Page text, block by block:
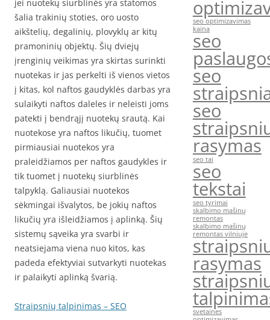
jei nuotekų siurblinės yra statomos
šalia trakinių stoties, oro uosto
aikštelių, degalinių, plovyklų ar kitų
pramoninių objektų. Šių dviejų
įrenginių veikimas yra skirtas surinkti
nuotekas ir jas perkelti iš vienos vietos
į kitas, kol naftos gaudyklės darbas yra
sulaikyti naftos daleles ir neleisti joms
patekti į bendrąjį nuotekų srautą. Kai
nuotekose yra naftos likučių, tuomet
pirmiausiai nuotekos yra
praleidžiamos per naftos gaudykles ir
tik tuomet į nuotekų siurblinės
talpyklą. Galiausiai nuotekos
sėkmingai išvalytos, be jokių naftos
likučių yra išleidžiamos į aplinką. Šių
sistemų sąveika yra svarbi ir
neatsiejama viena nuo kitos, kas
padeda efektyviai sutvarkyti nuotekas
ir palaikyti aplinką švarią.
Straipsnių talpinimas – SEO
seo optimizavimas
kaina
seo
seo
seo
rasymas
seo tai
seo
tekstai
seo tyrimai
skalbimo mašinų
remontas
skalbimo mašinų
remontas vilniuje
rasymas
svetaines